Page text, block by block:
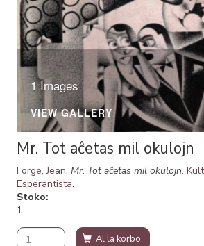
1 Images
VIEW GALLERY
Mr. Tot aĉetas mil okulojn
Forge, Jean. Mr. Tot aĉetas mil okulojn.
Esperantista.
Stoko
1
Al la korbo